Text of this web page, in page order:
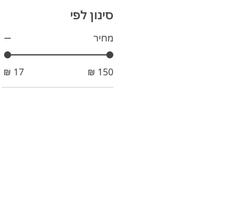
סינון לפי
מחיר
‏17 ‏₪